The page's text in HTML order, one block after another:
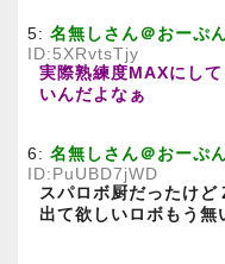
5: 名無しさん＠おーぷ
ID:5XRvtsTjy
実際熟練度MAXにし
いんだよなぁ
6: 名無しさん＠おーぷ
ID:PuUBD7jWD
スパロボ厨だったけど
出て欲しいロボもう無